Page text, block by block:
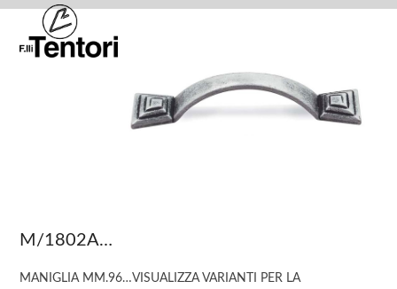
Skip
content
Open
mobile
Close
mobile
M/1802A…
MANIGLIA MM.96…VISUALIZZA VARIANTI PER LA